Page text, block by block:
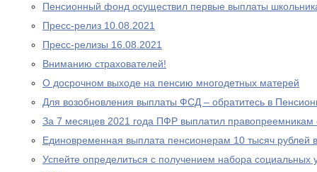
Пенсионный фонд осуществил первые выплаты
Пресс-релиз 10.08.2021
Пресс-релизы 16.08.2021
Вниманию страхователей!
О досрочном выходе на пенсию многодетных матерей
Для возобновления выплаты ФСД – обратитесь в
За 7 месяцев 2021 года ПФР выплатил
Единовременная выплата пенсионерам 10 тысяч рублей
Успейте определиться с получением набора социальных